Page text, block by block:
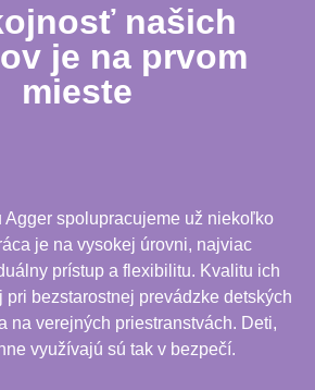
našich
je na prvom
mieste
spolupracujeme už niekoľko
je na vysokej úrovni, najviac
prístup a flexibilitu. Kvalitu ich
pri bezstarostnej prevádzke detských
na verejných priestranstvách. Deti,
využívajú sú tak v bezpečí.